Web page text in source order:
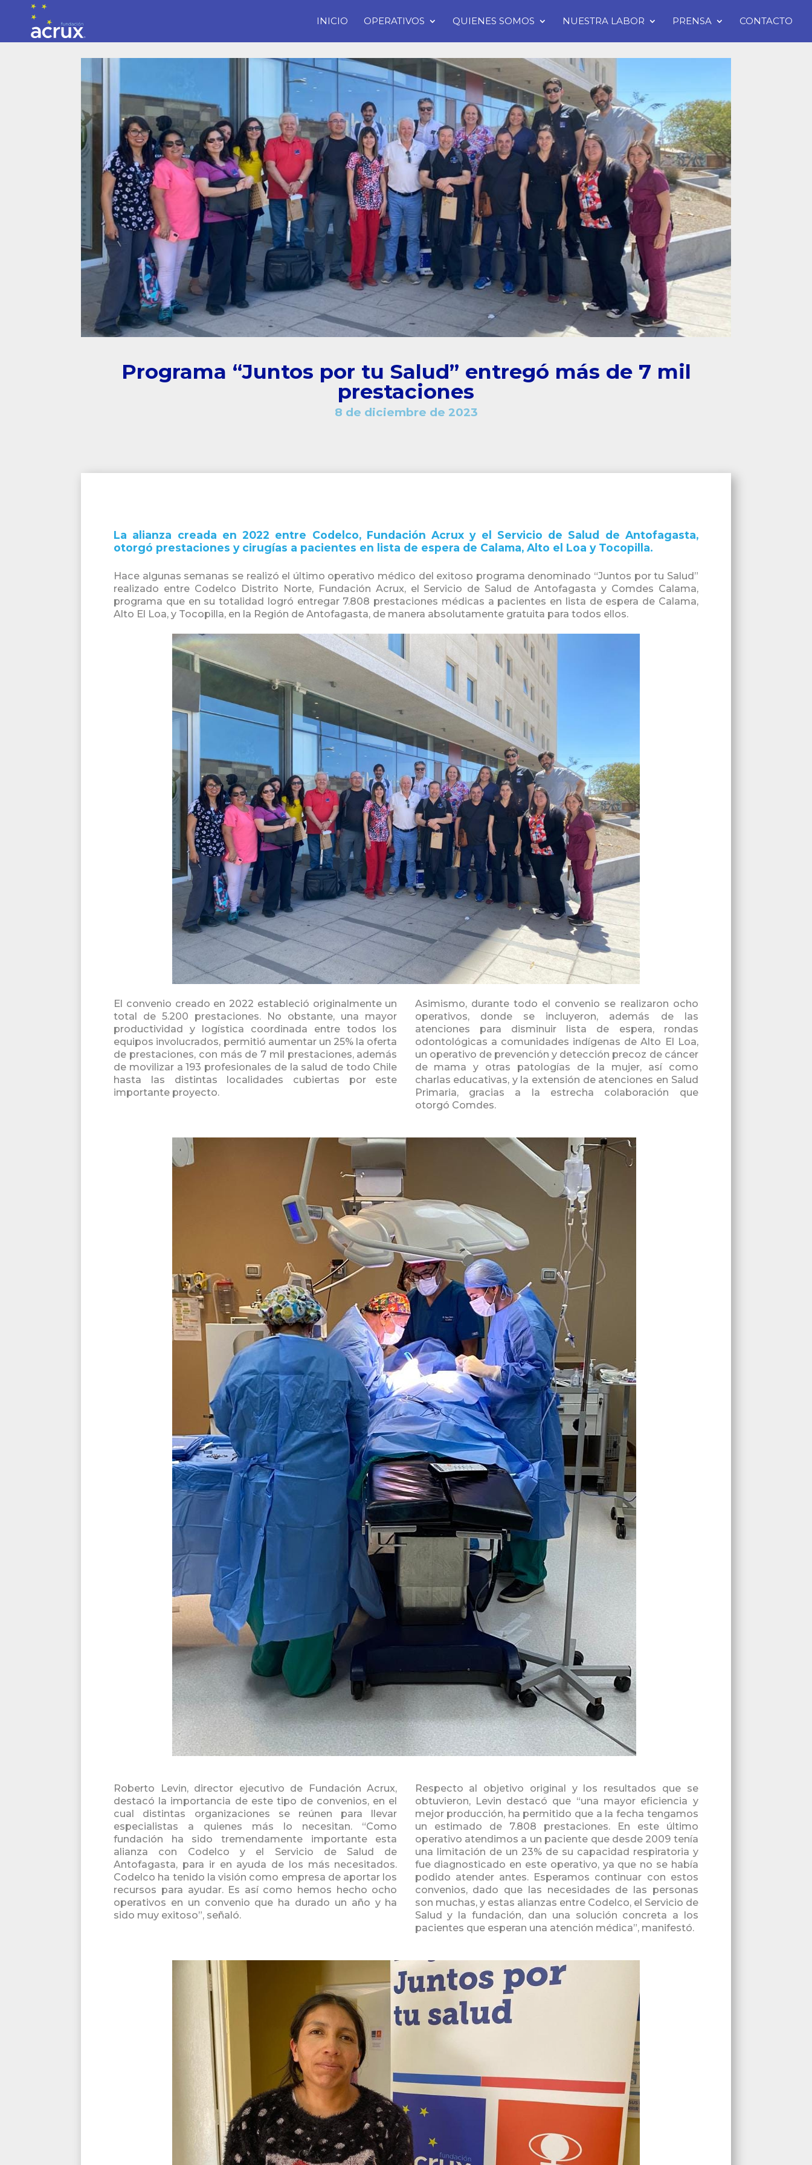
INICIO OPERATIVOS QUIENES SOMOS NUESTRA LABOR PRENSA CONTACTO
Programa “Juntos por tu Salud” entregó más de 7 mil
prestaciones
8 de diciembre de 2023
La alianza creada en 2022 entre Codelco, Fundación Acrux y el Servicio de Salud de Antofagasta,
otorgó prestaciones y cirugías a pacientes en lista de espera de Calama, Alto el Loa y Tocopilla.
Hace algunas semanas se realizó el último operativo médico del exitoso programa denominado “Juntos por tu Salud”
realizado entre Codelco Distrito Norte, Fundación Acrux, el Servicio de Salud de Antofagasta y Comdes Calama,
programa que en su totalidad logró entregar 7.808 prestaciones médicas a pacientes en lista de espera de Calama,
Alto El Loa, y Tocopilla, en la Región de Antofagasta, de manera absolutamente gratuita para todos ellos.
El convenio creado en 2022 estableció originalmente un
total de 5.200 prestaciones. No obstante, una mayor
productividad y logística coordinada entre todos los
equipos involucrados, permitió aumentar un 25% la oferta
de prestaciones, con más de 7 mil prestaciones, además
de movilizar a 193 profesionales de la salud de todo Chile
hasta las distintas localidades cubiertas por este
importante proyecto.
Asimismo, durante todo el convenio se realizaron ocho
operativos, donde se incluyeron, además de las
atenciones para disminuir lista de espera, rondas
odontológicas a comunidades indígenas de Alto El Loa,
un operativo de prevención y detección precoz de cáncer
de mama y otras patologías de la mujer, así como
charlas educativas, y la extensión de atenciones en Salud
Primaria, gracias a la estrecha colaboración que
otorgó Comdes.
Roberto Levin, director ejecutivo de Fundación Acrux,
destacó la importancia de este tipo de convenios, en el
cual distintas organizaciones se reúnen para llevar
especialistas a quienes más lo necesitan. “Como
fundación ha sido tremendamente importante esta
alianza con Codelco y el Servicio de Salud de
Antofagasta, para ir en ayuda de los más necesitados.
Codelco ha tenido la visión como empresa de aportar los
recursos para ayudar. Es así como hemos hecho ocho
operativos en un convenio que ha durado un año y ha
sido muy exitoso”, señaló.
Respecto al objetivo original y los resultados que se
obtuvieron, Levin destacó que “una mayor eficiencia y
mejor producción, ha permitido que a la fecha tengamos
un estimado de 7.808 prestaciones. En este último
operativo atendimos a un paciente que desde 2009 tenía
una limitación de un 23% de su capacidad respiratoria y
fue diagnosticado en este operativo, ya que no se había
podido atender antes. Esperamos continuar con estos
convenios, dado que las necesidades de las personas
son muchas, y estas alianzas entre Codelco, el Servicio de
Salud y la fundación, dan una solución concreta a los
pacientes que esperan una atención médica”, manifestó.